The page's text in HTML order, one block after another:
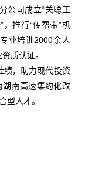
公司成立“关聪工
，推行“传帮带”机
业培训2000余人
资质认证。
绩，助力现代投资
湖南高速集约化改
型人才。